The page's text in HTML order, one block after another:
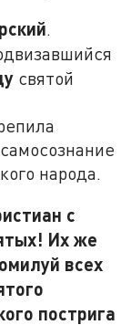
.
святой
народа.
с
Их же
всех
пострига